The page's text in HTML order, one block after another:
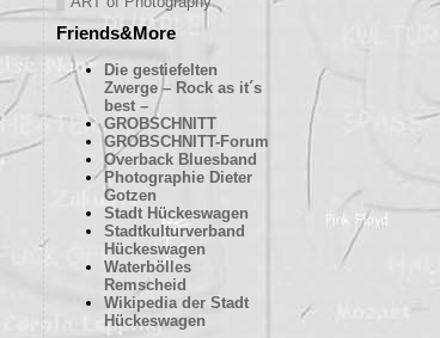
Friends&More
Die gestiefelten
Zwerge – Rock as it´s
best –
GROBSCHNITT
GROBSCHNITT-Forum
Overback Bluesband
Photographie Dieter
Gotzen
Stadt Hückeswagen
Stadtkulturverband
Hückeswagen
Waterbölles
Remscheid
Wikipedia der Stadt
Hückeswagen